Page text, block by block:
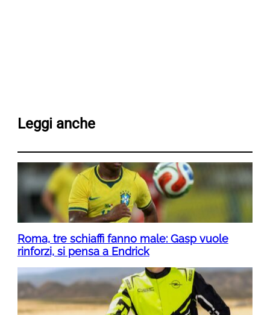
Leggi anche
Roma, tre schiaffi fanno male: Gasp vuole
rinforzi, si pensa a Endrick